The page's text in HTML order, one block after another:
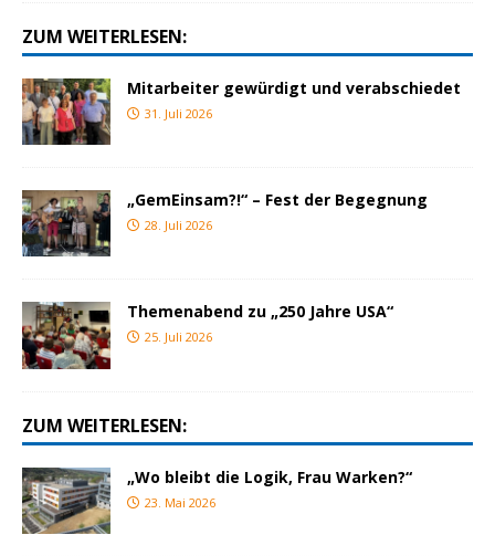
ZUM WEITERLESEN:
Mitarbeiter gewürdigt und verabschiedet
31. Juli 2026
„GemEinsam?!“ – Fest der Begegnung
28. Juli 2026
Themenabend zu „250 Jahre USA“
25. Juli 2026
ZUM WEITERLESEN:
„Wo bleibt die Logik, Frau Warken?“
23. Mai 2026